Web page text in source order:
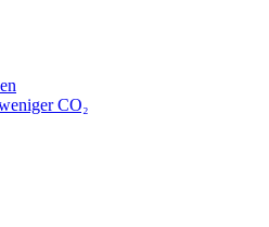
CO₂